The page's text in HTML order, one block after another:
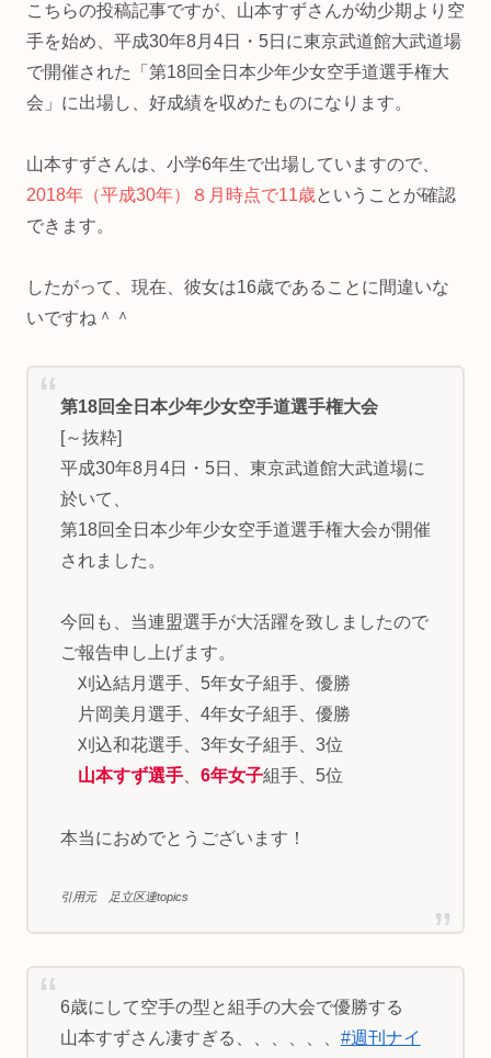
こちらの投稿記事ですが、山本すずさんが幼少期より空
手を始め、平成30年8月4日・5日に東京武道館大武道場
で開催された「第18回全日本少年少女空手道選手権大
会」に出場し、好成績を収めたものになります。
山本すずさんは、小学6年生で出場していますので、
2018年（平成30年）８月時点で11歳ということが確認
できます。
したがって、現在、彼女は16歳であることに間違いな
いですね＾＾
第18回全日本少年少女空手道選手権大会
[～抜粋]
平成30年8月4日・5日、東京武道館大武道場に
於いて、
第18回全日本少年少女空手道選手権大会が開催
されました。
今回も、当連盟選手が大活躍を致しましたので
ご報告申し上げます。
刈込結月選手、5年女子組手、優勝
片岡美月選手、4年女子組手、優勝
刈込和花選手、3年女子組手、3位
山本すず選手、 6年女子組手、5位
本当におめでとうございます！
引用元 足立区連topics
6歳にして空手の型と組手の大会で優勝する
山本すずさん凄すぎる、、、、、、 #週刊ナイ